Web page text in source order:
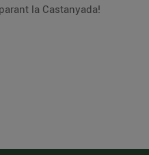
la Castanyada!